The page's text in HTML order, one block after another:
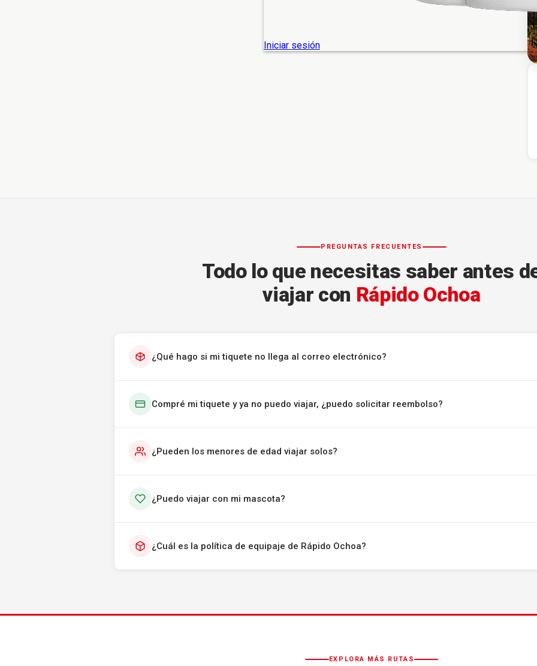
PREGUNTAS FRECUENTES
Todo lo que necesitas saber antes
viajar con Rápido Ochoa
¿Qué hago si mi tiquete no llega al correo electrónico?
Compré mi tiquete y ya no puedo viajar, ¿puedo solicitar reembolso?
¿Pueden los menores de edad viajar solos?
¿Puedo viajar con mi mascota?
¿Cuál es la política de equipaje de Rápido Ochoa?
EXPLORA MÁS RUTAS